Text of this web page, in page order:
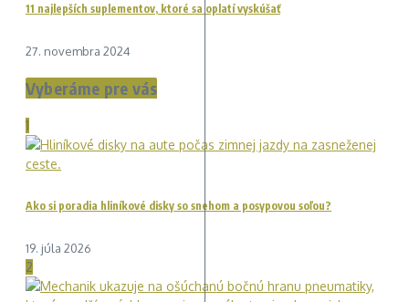
11 najlepších suplementov, ktoré sa oplatí vyskúšať
27. novembra 2024
Vyberáme pre vás
1
Ako si poradia hliníkové disky so snehom a posypovou soľou?
19. júla 2026
2